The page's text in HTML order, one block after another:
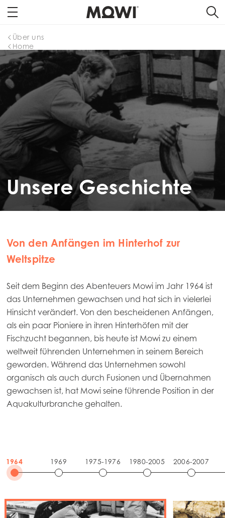
Home
Über uns
Unsere Geschichte
Von den Anfängen im Hinterhof zur
Weltspitze
Seit dem Beginn des Abenteuers Mowi im Jahr 1964 ist
das Unternehmen gewachsen und hat sich in vielerlei
Hinsicht verändert. Von den bescheidenen Anfängen,
als ein paar Pioniere in ihren Hinterhöfen mit der
Fischzucht begannen, bis heute ist Mowi zu einem
weltweit führenden Unternehmen in seinem Bereich
geworden. Während das Unternehmen sowohl
organisch als auch durch Fusionen und Übernahmen
gewachsen ist, hat Mowi seine führende Position in der
Aquakulturbranche gehalten.
1964 1969 1975-1976 1980-2005 2006-2007